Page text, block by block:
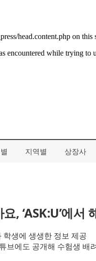
지역별 상장사
, ‘ASK:U’에서
생에 생생한 정보 제공
브에도 공개해 수험생 배